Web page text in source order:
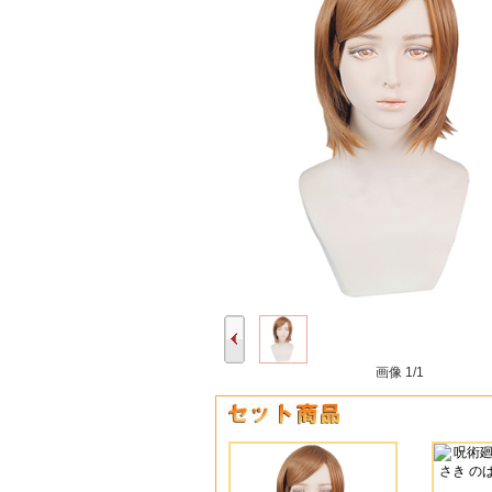
画像 1/1